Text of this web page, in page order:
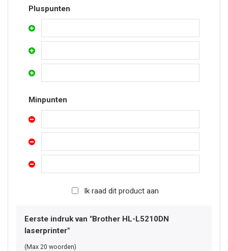
Pluspunten
Minpunten
Ik raad dit product aan
Eerste indruk van "Brother HL-L5210DN
laserprinter"
(Max 20 woorden)